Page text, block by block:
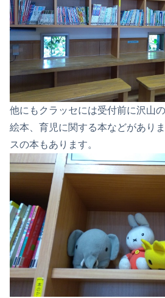
他にもクラッセには受付前に沢山
絵本、育児に関する本などがあり
スの本もあります。